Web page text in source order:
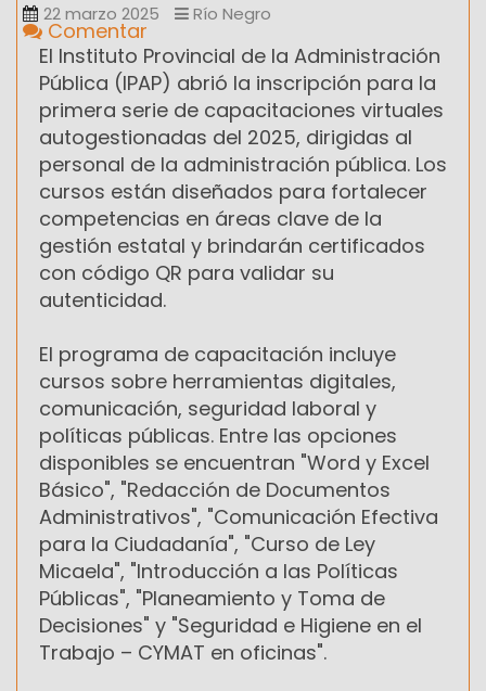
22 marzo 2025 Río Negro
Comentar
El Instituto Provincial de la Administración
Pública (IPAP) abrió la inscripción para la
primera serie de capacitaciones virtuales
autogestionadas del 2025, dirigidas al
personal de la administración pública. Los
cursos están diseñados para fortalecer
competencias en áreas clave de la
gestión estatal y brindarán certificados
con código QR para validar su
autenticidad.
El programa de capacitación incluye
cursos sobre herramientas digitales,
comunicación, seguridad laboral y
políticas públicas. Entre las opciones
disponibles se encuentran "Word y Excel
Básico", "Redacción de Documentos
Administrativos", "Comunicación Efectiva
para la Ciudadanía", "Curso de Ley
Micaela", "Introducción a las Políticas
Públicas", "Planeamiento y Toma de
Decisiones" y "Seguridad e Higiene en el
Trabajo – CYMAT en oficinas".